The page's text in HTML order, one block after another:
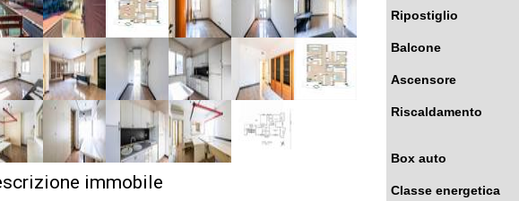
immobile
Ripostiglio
Balcone
Ascensore
Riscaldamento
Box auto
Classe energetica